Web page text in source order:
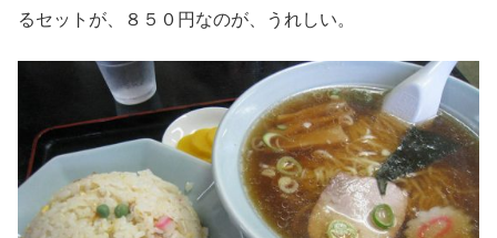
るセットが、８５０円なのが、うれしい。